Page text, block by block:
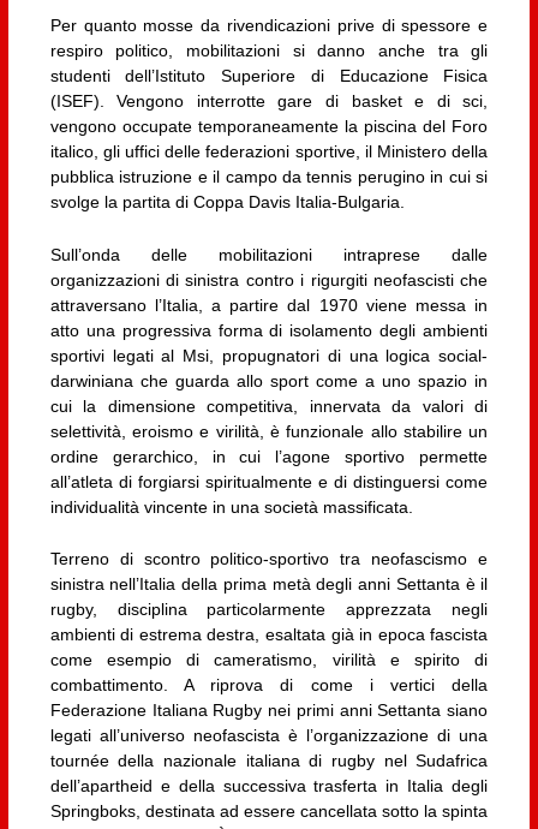
Per quanto mosse da rivendicazioni prive di spessore e
respiro politico, mobilitazioni si danno anche tra gli
studenti dell’Istituto Superiore di Educazione Fisica
(ISEF). Vengono interrotte gare di basket e di sci,
vengono occupate temporaneamente la piscina del Foro
italico, gli uffici delle federazioni sportive, il Ministero della
pubblica istruzione e il campo da tennis perugino in cui si
svolge la partita di Coppa Davis Italia-Bulgaria.
Sull’onda delle mobilitazioni intraprese dalle
organizzazioni di sinistra contro i rigurgiti neofascisti che
attraversano l’Italia, a partire dal 1970 viene messa in
atto una progressiva forma di isolamento degli ambienti
sportivi legati al Msi, propugnatori di una logica social-
darwiniana che guarda allo sport come a uno spazio in
cui la dimensione competitiva, innervata da valori di
selettività, eroismo e virilità, è funzionale allo stabilire un
ordine gerarchico, in cui l’agone sportivo permette
all’atleta di forgiarsi spiritualmente e di distinguersi come
individualità vincente in una società massificata.
Terreno di scontro politico-sportivo tra neofascismo e
sinistra nell’Italia della prima metà degli anni Settanta è il
rugby, disciplina particolarmente apprezzata negli
ambienti di estrema destra, esaltata già in epoca fascista
come esempio di cameratismo, virilità e spirito di
combattimento. A riprova di come i vertici della
Federazione Italiana Rugby nei primi anni Settanta siano
legati all’universo neofascista è l’organizzazione di una
tournée della nazionale italiana di rugby nel Sudafrica
dell’apartheid e della successiva trasferta in Italia degli
Springboks, destinata ad essere cancellata sotto la spinta